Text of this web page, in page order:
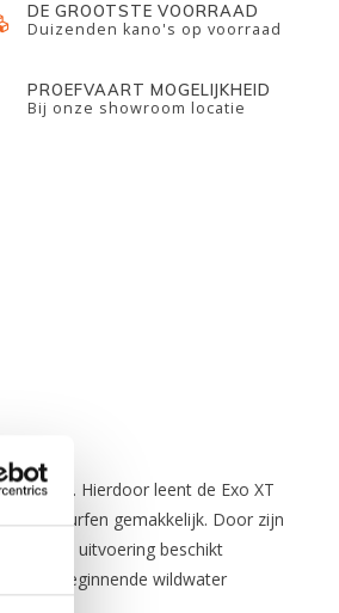
DE GROOTSTE VOORRAAD
Duizenden kano's op voorraad
PROEFVAART MOGELIJKHEID
Bij onze showroom locatie
volume. Hierdoor leent de Exo XT
front surfen gemakkelijk. Door zijn
Club+ uitvoering beschikt
de beginnende wildwater